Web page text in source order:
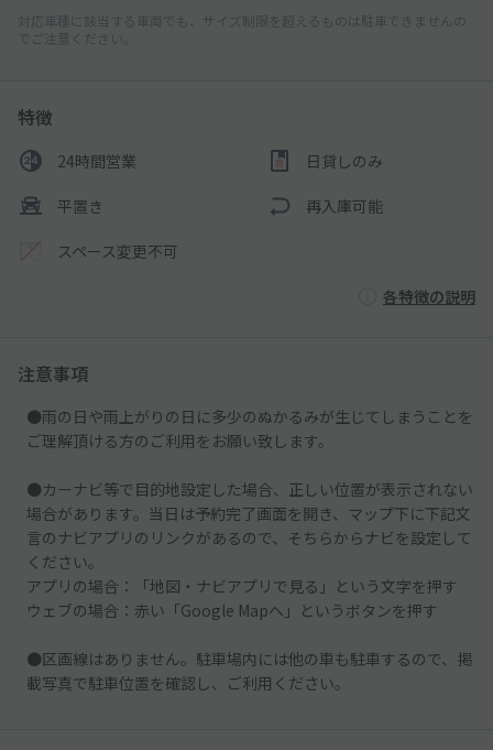
対応車種に該当する車両でも、サイズ制限を超えるものは駐車できませんの
でご注意ください。
特徴
24時間営業 日貸しのみ
平置き 再入庫可能
スペース変更不可
各特徴の説明
注意事項
●雨の日や雨上がりの日に多少のぬかるみが生じてしまうことを
ご理解頂ける方のご利用をお願い致します。
●カーナビ等で目的地設定した場合、正しい位置が表示されない
場合があります。当日は予約完了画面を開き、マップ下に下記文
言のナビアプリのリンクがあるので、そちらからナビを設定して
ください。
アプリの場合：「地図・ナビアプリで見る」という文字を押す
ウェブの場合：赤い「Google Mapへ」というボタンを押す
●区画線はありません。駐車場内には他の車も駐車するので、掲
載写真で駐車位置を確認し、ご利用ください。